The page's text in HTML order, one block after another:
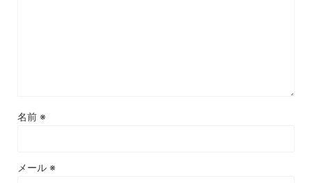
名前 ※
メール ※